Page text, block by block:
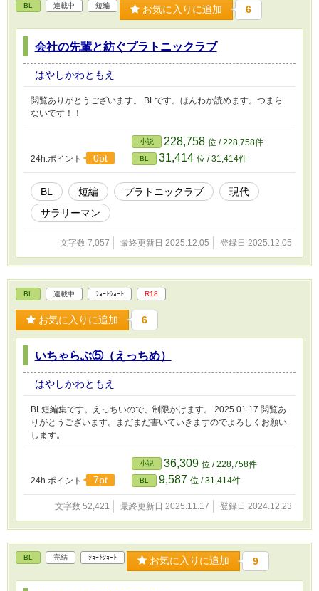
BL 連載中 短編 お気に入りに追加 6
会社の先輩と紡ぐプラトニックラブ
はやしかわともえ
閲覧ありがとうございます。 BLです。ほんわか読めます。つまら
ないです！！
24h.ポイント 0pt
小説 228,758 位 / 228,758件
BL 31,414 位 / 31,414件
BL 短編 プラトニックラブ
現代
サラリーマン
文字数 7,057 最終更新日 2025.12.05 登録日 2025.12.05
BL 連載中 ｼｮｰﾄｼｮｰﾄ R18
お気に入りに追加 6
いちゃらぶ⑤（えっちめ）
はやしかわともえ
BL短編集です。えっちいので、制限かけます。 2025.01.17 閲覧あ
りがとうございます。まだまだ書いていきますのでよろしくお願い
します。
24h.ポイント 7pt
小説 36,309 位 / 228,758件
BL 9,587 位 / 31,414件
文字数 52,421 最終更新日 2025.11.17 登録日 2024.12.23
BL 完結 ｼｮｰﾄｼｮｰﾄ お気に入りに追加 9